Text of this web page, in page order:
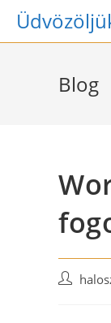
Skip
Blog
Post